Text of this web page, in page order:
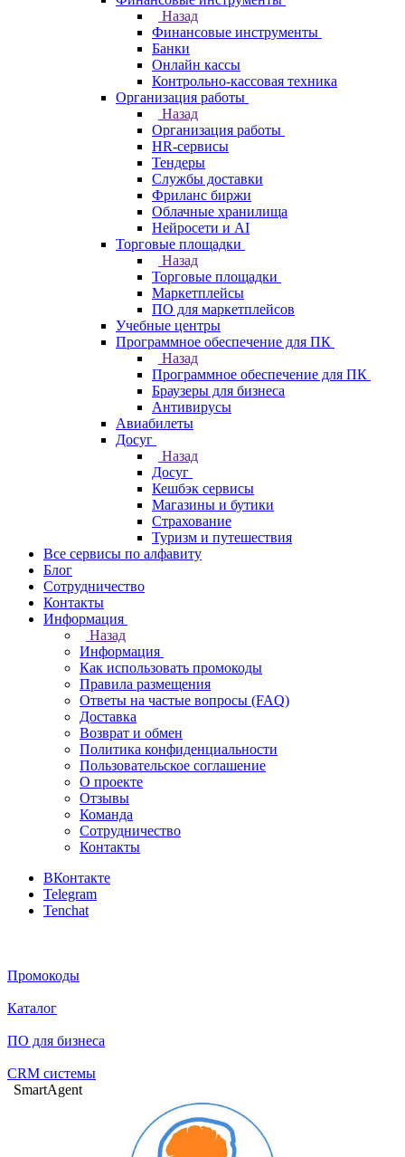
Назад
Финансовые инструменты
Банки
Онлайн кассы
Контрольно-кассовая техника
Организация работы
Назад
Организация работы
HR-сервисы
Тендеры
Службы доставки
Фриланс биржи
Облачные хранилища
Нейросети и AI
Торговые площадки
Назад
Торговые площадки
Маркетплейсы
ПО для маркетплейсов
Учебные центры
Программное обеспечение для ПК
Назад
Программное обеспечение для ПК
Браузеры для бизнеса
Антивирусы
Авиабилеты
Досуг
Назад
Досуг
Кешбэк сервисы
Магазины и бутики
Страхование
Туризм и путешествия
Все сервисы по алфавиту
Блог
Сотрудничество
Контакты
Информация
Назад
Информация
Как использовать промокоды
Правила размещения
Ответы на частые вопросы (FAQ)
Доставка
Возврат и обмен
Политика конфиденциальности
Пользовательское соглашение
О проекте
Отзывы
Команда
Сотрудничество
Контакты
ВКонтакте
Telegram
Tenchat
Промокоды
Каталог
ПО для бизнеса
CRM системы
SmartAgent